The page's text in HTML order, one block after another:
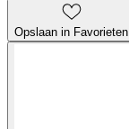
Opslaan in Favorieten